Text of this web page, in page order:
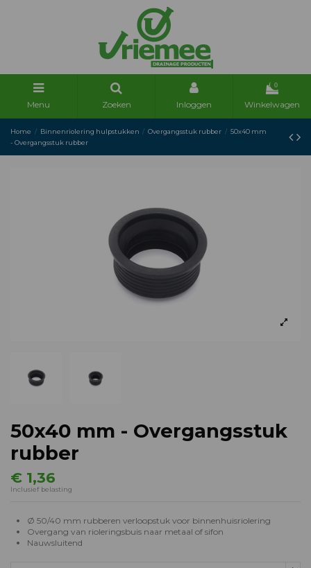
Menu Zoeken Inloggen
0
Winkelwagen
Home Binnenriolering hulpstukken Overgangsstuk rubber
50x40 mm
- Overgangsstuk rubber
50x40 mm - Overgangsstuk
rubber
€ 1,36
Inclusief belasting
Ø 50/40 mm rubberen verloopstuk voor binnenhuisriolering
Overgang van rioleringsbuis naar metaal of sifon
Nauwsluitend